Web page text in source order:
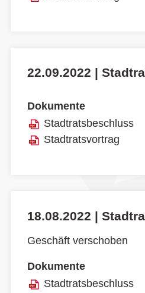
22.09.2022 |
Dokumente
Stadtratsbeschluss
Stadtratsvortrag
18.08.2022 |
Geschäft verschoben
Dokumente
Stadtratsbeschluss